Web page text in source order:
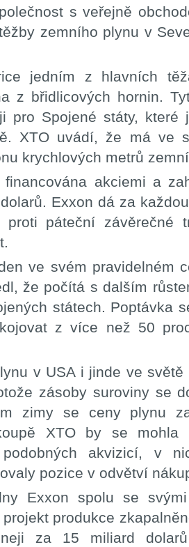
s veřejně
zemního plynu v
jedním z hlavních
z břidlicových hornin.
pro Spojené státy, které
XTO uvádí, že má ve
krychlových metrů
financována akciemi a
Exxon dá za
proti páteční závěrečné
ve svém pravidelném
že počítá s dalším
státech. Poptávka
z více než 50
v USA i jinde ve
zásoby suroviny se
zimy se ceny plynu
XTO by se
podobných akvizicí, v
pozice v odvětví
Exxon spolu se
produkce
za 15 miliard